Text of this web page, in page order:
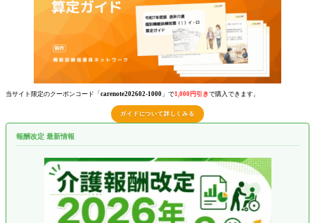
当サイト限定のクーポンコード「 carenote202602-1000 」で1,000円引きで購入できます。
ガイドについて詳しくみる
報酬改定 最新情報